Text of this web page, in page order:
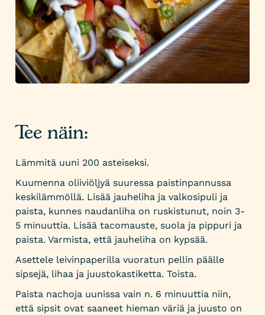
Tee näin:
Lämmitä uuni 200 asteiseksi.
Kuumenna oliiviöljyä suuressa paistinpannussa
keskilämmöllä. Lisää jauheliha ja valkosipuli ja
paista, kunnes naudanliha on ruskistunut, noin 3-
5 minuuttia. Lisää tacomauste, suola ja pippuri ja
paista. Varmista, että jauheliha on kypsää.
Asettele leivinpaperilla vuoratun pellin päälle
sipsejä, lihaa ja juustokastiketta. Toista.
Paista nachoja uunissa vain n. 6 minuuttia niin,
että sipsit ovat saaneet hieman väriä ja juusto on